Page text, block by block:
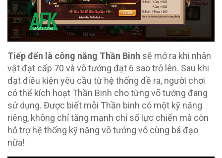
Tiếp đến là công năng Thần Binh sẽ mở ra khi nhân
vật đạt cấp 70 và võ tướng đạt 6 sao trở lên. Sau khi
đạt điều kiện yêu cầu từ hệ thống đề ra, người chơi
có thể kích hoạt Thần Binh cho từng võ tướng đang
sử dụng. Được biết mỗi Thần binh có một kỹ năng
riêng, không chỉ tăng mạnh chỉ số lực chiến mà còn
hỗ trợ hệ thống kỹ năng võ tướng vô cùng bá đạo
nữa!